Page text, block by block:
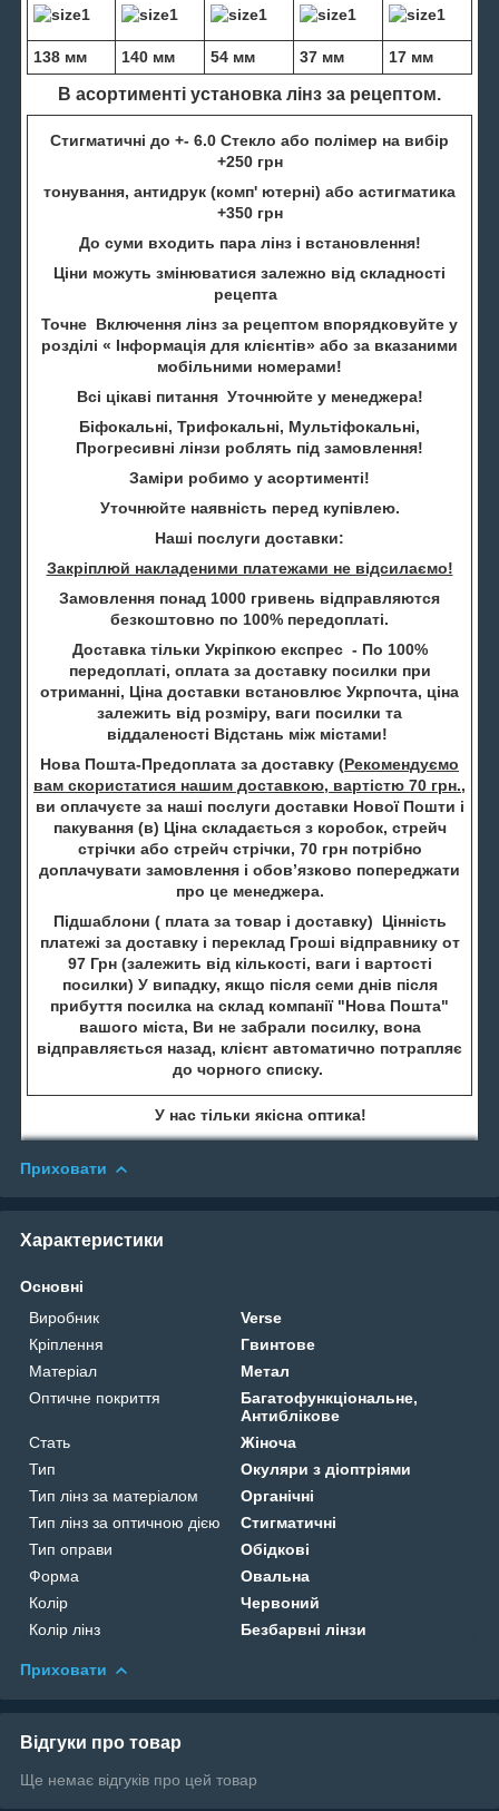
138 мм 140 мм 54 мм 37 мм 17 мм
В асортименті установка лінз за рецептом.
Стигматичні до +- 6.0 Стекло або полімер на вибір
+250 грн
тонування, антидрук (комп' ютерні) або астигматика
+350 грн
До суми входить пара лінз і встановлення!
Ціни можуть змінюватися залежно від складності
рецепта
Точне Включення лінз за рецептом впорядковуйте у
розділі « Інформація для клієнтів» або за вказаними
мобільними номерами!
Всі цікаві питання Уточнюйте у менеджера!
Біфокальні, Трифокальні, Мультіфокальні,
Прогресивні лінзи роблять під замовлення!
Заміри робимо у асортименті!
Уточнюйте наявність перед купівлею.
Наші послуги доставки:
Закріплюй накладеними платежами не відсилаємо!
Замовлення понад 1000 гривень відправляются
безкоштовно по 100% передоплаті.
Доставка тільки Укріпкою експрес - По 100%
передоплаті, оплата за доставку посилки при
отриманні, Ціна доставки встановлює Укрпочта, ціна
залежить від розміру, ваги посилки та
віддаленості Відстань між містами!
Нова Пошта-Предоплата за доставку (Рекомендуємо
вам скористатися нашим доставкою, вартістю 70 грн.,
ви оплачуєте за наші послуги доставки Нової Пошти і
пакування (в) Ціна складається з коробок, стрейч
стрічки або стрейч стрічки, 70 грн потрібно
доплачувати замовлення і обов’язково попереджати
про це менеджера.
Підшаблони ( плата за товар і доставку) Цінність
платежі за доставку і переклад Гроші відправнику от
97 Грн (залежить від кількості, ваги і вартості
посилки) У випадку, якщо після семи днів після
прибуття посилка на склад компанії "Нова Пошта"
вашого міста, Ви не забрали посилку, вона
відправляється назад, клієнт автоматично потрапляє
до чорного списку.
У нас тільки якісна оптика!
Приховати
Характеристики
Основні
Виробник
Verse
Кріплення
Гвинтове
Матеріал
Метал
Оптичне покриття
Багатофункціональне,
Антиблікове
Стать
Жіноча
Тип
Окуляри з діоптріями
Тип лінз за матеріалом
Органічні
Тип лінз за оптичною дією
Стигматичні
Тип оправи
Обідкові
Форма
Овальна
Колір
Червоний
Колір лінз
Безбарвні лінзи
Приховати
Відгуки про товар
Ще немає відгуків про цей товар